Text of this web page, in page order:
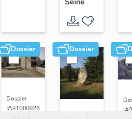
Dossier
Dossier
IA91000926
Dossier